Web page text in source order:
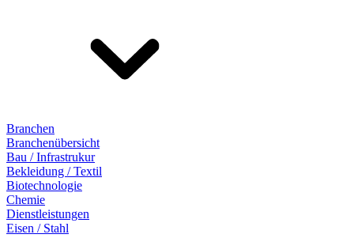
Branchen
Branchenübersicht
Bau / Infrastrukur
Bekleidung / Textil
Biotechnologie
Chemie
Dienstleistungen
Eisen / Stahl